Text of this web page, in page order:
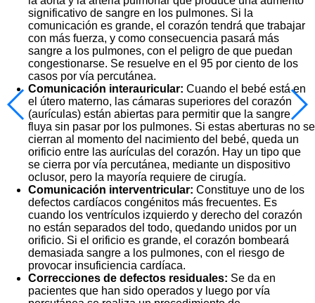
significativo de sangre en los pulmones. Si la
comunicación es grande, el corazón tendrá que trabajar
con más fuerza, y como consecuencia pasará más
sangre a los pulmones, con el peligro de que puedan
congestionarse. Se resuelve en el 95 por ciento de los
casos por vía percutánea.
Comunicación interauricular: Cuando el bebé está en
el útero materno, las cámaras superiores del corazón
(aurículas) están abiertas para permitir que la sangre
fluya sin pasar por los pulmones. Si estas aberturas no se
cierran al momento del nacimiento del bebé, queda un
orificio entre las aurículas del corazón. Hay un tipo que
se cierra por vía percutánea, mediante un dispositivo
oclusor, pero la mayoría requiere de cirugía.
Comunicación interventricular: Constituye uno de los
defectos cardíacos congénitos más frecuentes. Es
cuando los ventrículos izquierdo y derecho del corazón
no están separados del todo, quedando unidos por un
orificio. Si el orificio es grande, el corazón bombeará
demasiada sangre a los pulmones, con el riesgo de
provocar insuficiencia cardíaca.
Correcciones de defectos residuales: Se da en
pacientes que han sido operados y luego por vía